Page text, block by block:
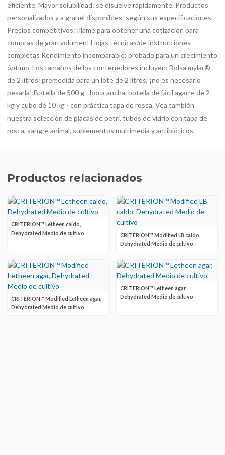
eficiente. Mayor solubilidad: se disuelve rápidamente. Productos
personalizados y a granel disponibles: según sus especificaciones.
Precios competitivos: ¡llame para obtener una cotización para
compras de gran volumen! Hojas técnicas/de instrucciones
completas Rendimiento incomparable: probado para un crecimiento
óptimo. Los tamaños de los contenedores incluyen: Bolsa mylar®
de 2 litros: premedida para un lote de 2 litros, ¡no es necesario
pesarla! Botella de 500 g - boca ancha, botella de fácil agarre de 2
kg y cubo de 10 kg - con práctica tapa de rosca. Vea también
nuestra selección de placas de petri, tubos de vidrio con tapa de
rosca, sangre animal, suplementos multimedia y antibióticos.
Productos relacionados
CRITERION™ Letheen caldo,
Dehydrated Medio de cultivo
CRITERION™ Modified LB caldo,
Dehydrated Medio de cultivo
CRITERION™ Modified Letheen agar,
Dehydrated Medio de cultivo
CRITERION™ Letheen agar,
Dehydrated Medio de cultivo